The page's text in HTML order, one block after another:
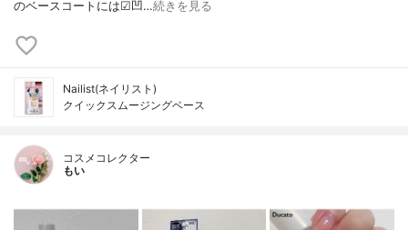
のベースコートには☑︎凹…続きを見る
Nailist(ネイリスト)
クイックスムージングベース
コスメコレクター
もい